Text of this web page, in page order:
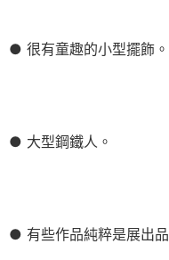
● 很有童趣的小型擺飾。
● 大型鋼鐵人。
● 有些作品純粹是展出品